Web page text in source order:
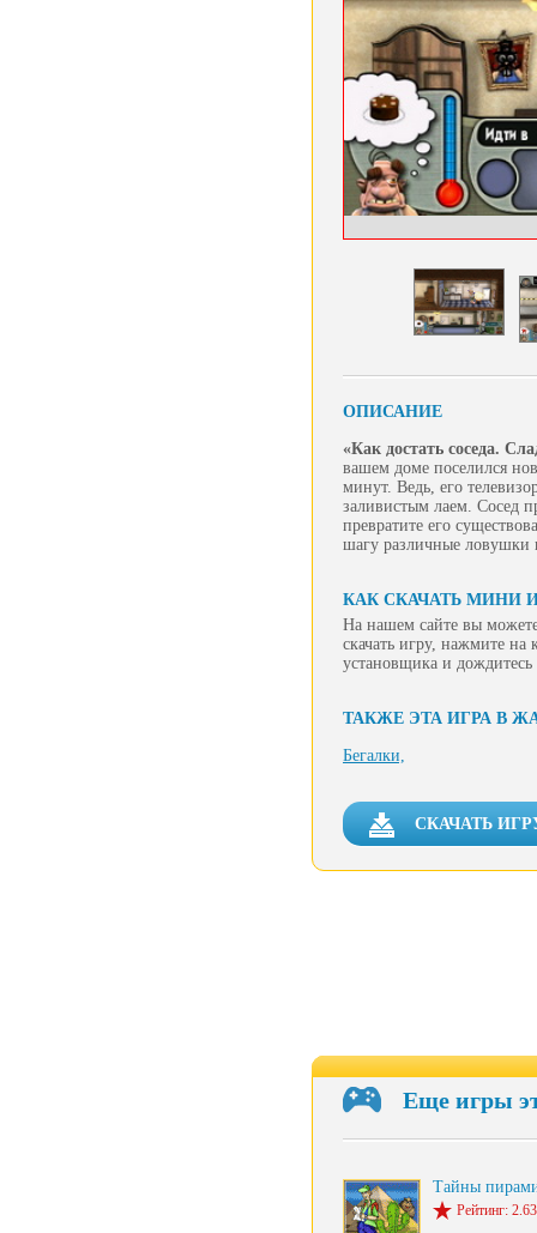
ОПИСАНИЕ
«Как достать соседа.
вашем доме поселился
минут. Ведь, его
заливистым лаем. Сосед
превратите его
шагу различные ловушки
КАК СКАЧАТЬ МИНИ
На нашем сайте вы можете
скачать игру, нажмите на
установщика и
ТАКЖЕ ЭТА ИГРА В
Бегалки,
СКАЧАТЬ
Еще игры
Тайны
Рейтинг: